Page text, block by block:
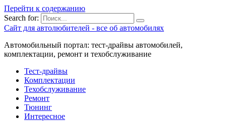
Перейти к содержанию
Search for:
Сайт для автолюбителей - все об автомобилях
Автомобильный портал: тест-драйвы автомобилей,
комплектации, ремонт и техобслуживание
Тест-драйвы
Комплектации
Техобслуживание
Ремонт
Тюнинг
Интересное